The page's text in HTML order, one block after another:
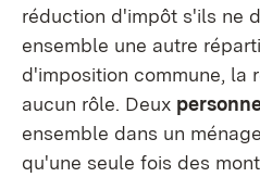
réduction d'impôt s'ils ne
ensemble une autre
d'imposition commune, la
aucun rôle. Deux
ensemble dans un
qu'une seule fois des